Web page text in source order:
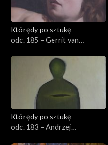
Którędy po sztukę
odc. 185 – Gerrit van
Którędy po sztukę
odc. 183 – Andrzej